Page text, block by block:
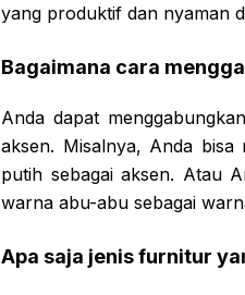
yang produktif dan nyaman
Bagaimana cara
Anda dapat
aksen. Misalnya, Anda
putih sebagai aksen. Atau
warna abu-abu sebagai
Apa saja jenis furnitur